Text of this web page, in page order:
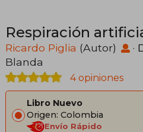
Respiración
Ricardo Piglia (Autor) ·
Blanda
4 opiniones
Libro Nuevo
Origen: Colombia
Envío Rápido